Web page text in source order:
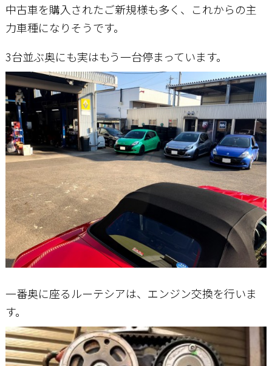
中古車を購入されたご新規様も多く、これからの主
力車種になりそうです。
3台並ぶ奥にも実はもう一台停まっています。
一番奥に座るルーテシアは、エンジン交換を行いま
す。